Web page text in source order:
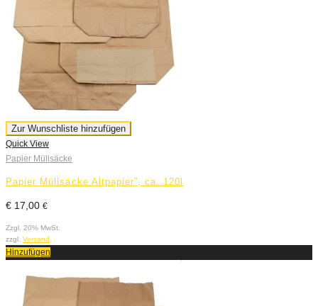
Zur Wunschliste hinzufügen
Quick View
Papier Müllsäcke
Papier Müllsäcke Altpapier”, ca. 120l
€ 17,00 €
Zzgl. 20% MwSt.
zzgl. Versand
Hinzufügen